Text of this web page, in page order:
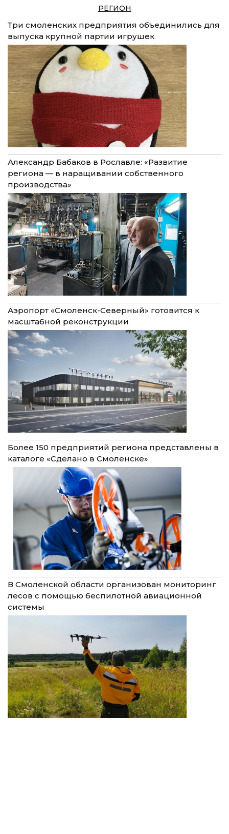
РЕГИОН
Три смоленских предприятия объединились для
выпуска крупной партии игрушек
Александр Бабаков в Рославле: «Развитие
региона — в наращивании собственного
производства»
Аэропорт «Смоленск-Северный» готовится к
масштабной реконструкции
Более 150 предприятий региона представлены в
каталоге «Сделано в Смоленске»
В Смоленской области организован мониторинг
лесов с помощью беспилотной авиационной
системы